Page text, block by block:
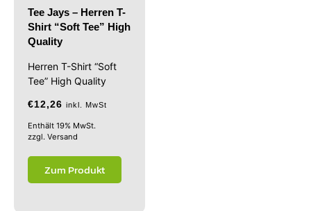
Tee Jays – Herren T-
Shirt “Soft Tee” High
Quality
Herren T-Shirt “Soft
Tee” High Quality
€12,26 inkl. MwSt
Enthält 19% MwSt.
zzgl. Versand
Zum Produkt